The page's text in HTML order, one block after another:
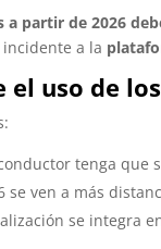
partir de 2026
a la
el uso de
tenga que
se ven a más
se integra